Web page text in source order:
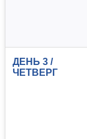
ДЕНЬ 3 /
ЧЕТВЕРГ